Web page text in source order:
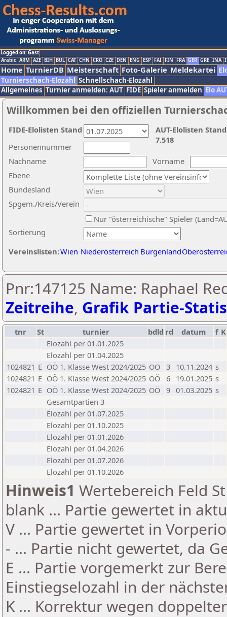
Logged on: Gast
Arabic ARM AZE BIH BUL CAT CHN CRO CZE DEN ENG ESP FAI FIN FRA GER GRE INA
Home TurnierDB Meisterschaft Foto-Galerie Meldekartei
Turnierschach-Elozahl Schnellschach-Elozahl
Allgemeines Turnier anmelden: AUT FIDE Spieler anmelden Elo
Willkommen bei den offiziellen
Nachname
Vorname
Ebene
Sortierung
Personennummer
Bundesland
Spgem./Kreis/Verein
Nur "österreichische" Spieler
Vereinslisten:Wien Niederösterreich Burgenland
AUT-Elolisten
7.518
FIDE-Elolisten Stand
Pnr:147125 Name: Raphael
Zeitreihe, Grafik Partie-
tnr St turnier bdld rd datum f K
Elozahl per 01.01.2025
Elozahl per 01.04.2025
1024821 E OÖ 1. Klasse West 2024/2025 OÖ 3 10.11.2024 s
1024821 E OÖ 1. Klasse West 2024/2025 OÖ 6 19.01.2025 s
1024821 E OÖ 1. Klasse West 2024/2025 OÖ 9 01.03.2025 s
Gesamtpartien 3
Elozahl per 01.07.2025
Elozahl per 01.10.2025
Elozahl per 01.01.2026
Elozahl per 01.04.2026
Elozahl per 01.07.2026
Elozahl per 01.10.2026
Hinweis1 Wertebereich Feld
blank ... Partie gewertet in
V ... Partie gewertet in
- ... Partie nicht gewertet, da
E ... Partie vorgemerkt zur
Einstiegselozahl in der
K ... Korrektur wegen